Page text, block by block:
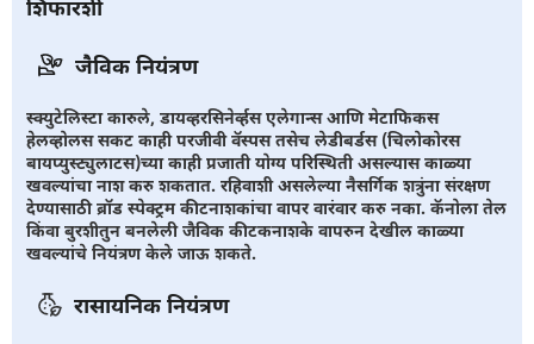
शिफारशी
जैविक नियंत्रण
स्क्युटेलिस्टा कारुले, डायव्हरसिनेर्व्हस एलेगान्स आणि मेटाफिकस
हेलव्होलस सकट काही परजीवी वॅस्पस तसेच लेडीबर्डस (चिलोकोरस
बायप्युस्ट्युलाटस)च्या काही प्रजाती योग्य परिस्थिती असल्यास काळ्या
खवल्यांचा नाश करु शकतात. रहिवाशी असलेल्या नैसर्गिक शत्रुंना संरक्षण
देण्यासाठी ब्रॉड स्पेक्ट्रम कीटनाशकांचा वापर वारंवार करु नका. कॅनोला तेल
किंवा बुरशीतुन बनलेली जैविक कीटकनाशके वापरुन देखील काळ्या
खवल्यांचे नियंत्रण केले जाऊ शकते.
रासायनिक नियंत्रण